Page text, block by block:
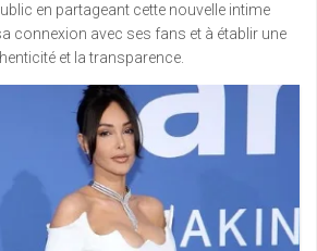
en partageant cette nouvelle intime
connexion avec ses fans et à établir une
et la transparence.